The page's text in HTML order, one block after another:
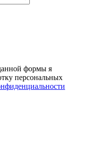
формы я
персональных